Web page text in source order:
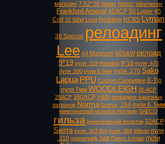
магазин 7.62*38 Walter пресс Winchester
Frankford Arsenal 45ACP 30 Luger 45
Colt 32 S&W Long Redding RCBS Lyman
38 Special релоадинг
Lee 44 Magnum 40S&W релоад
9*19 пуля .318 Reeding 9*18 пуля .470
пуля .500 пули 6.5мм пуля .270 Sako
Lapua PPU Custom Competition E-Tip
пуля 7мм WOODLEIGH 25 ACP
25ACP 380ACP H&N релоадинг нарезных
патронов Norma Scenar .264 пули 6. 5мм
кинетический молоток Hornady SAECO
гильза Кинетический молоток 32ACP
Sierra пуля .303 Brit пуля .358 Wilson пуля
.310 хронограф S&B Пресс Lyman пули